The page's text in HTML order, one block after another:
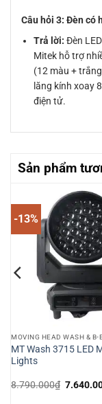
Câu hỏi 3: Đèn có
Trả lời: Đèn
Mitek hỗ trợ
(12 màu +
lăng kính xoay
điện tử.
Sản phẩm
-13%
MOVING HEAD WASH & B-
MT Wash 3715 LED
Lights
8.790.000₫ Giá